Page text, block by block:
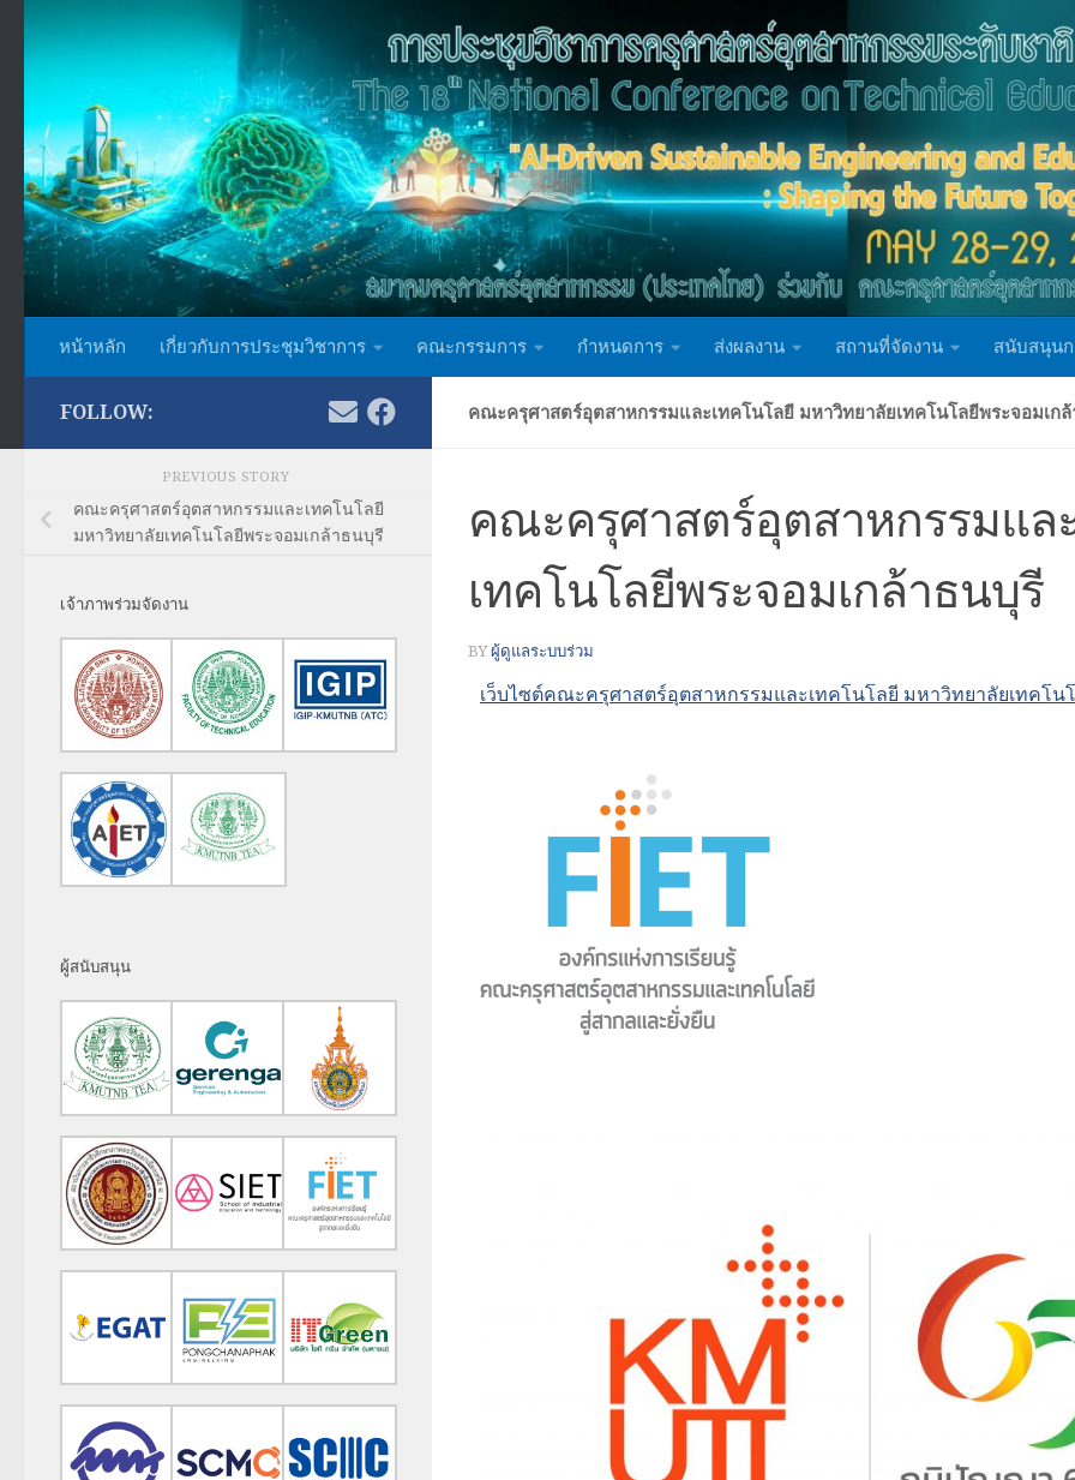
หน้าหลัก เกี่ยวกับการประชุมวิชาการ คณะกรรมการ กำหนดการ ส่งผลงาน สถานที่จัดงาน สนับสนุน
คณะครุศาสตร์อุตสาหกรรมและเทคโนโลยี มหาวิทยาลัยเทคโนโลยีพระจอมเก
คณะครุศาสตร์อุตสาหกรรมแล
เทคโนโลยีพระจอมเกล้าธนบุรี
BYผู้ดูแลระบบร่วม
เว็บไซต์คณะครุศาสตร์อุตสาหกรรมและเทคโนโลยี มหาวิทยาลัยเทคโน
FOLLOW:
PREVIOUS STORY
คณะครุศาสตร์อุตสาหกรรมและเทคโนโลยี
มหาวิทยาลัยเทคโนโลยีพระจอมเกล้าธนบุรี
เจ้าภาพร่วมจัดงาน
ผู้สนับสนุน